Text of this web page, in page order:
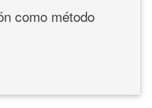
como método